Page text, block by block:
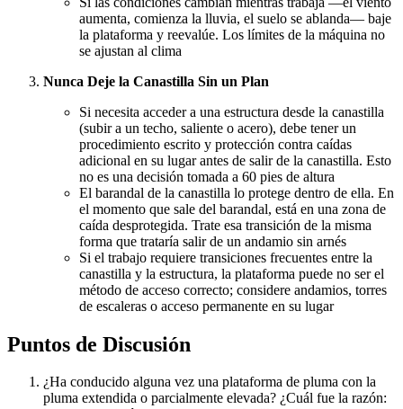
aumenta, comienza la lluvia, el suelo se ablanda— baje
la plataforma y reevalúe. Los límites de la máquina no
se ajustan al clima
Nunca Deje la Canastilla Sin un Plan
Si necesita acceder a una estructura desde la canastilla
(subir a un techo, saliente o acero), debe tener un
procedimiento escrito y protección contra caídas
adicional en su lugar antes de salir de la canastilla. Esto
no es una decisión tomada a 60 pies de altura
El barandal de la canastilla lo protege dentro de ella. En
el momento que sale del barandal, está en una zona de
caída desprotegida. Trate esa transición de la misma
forma que trataría salir de un andamio sin arnés
Si el trabajo requiere transiciones frecuentes entre la
canastilla y la estructura, la plataforma puede no ser el
método de acceso correcto; considere andamios, torres
de escaleras o acceso permanente en su lugar
Puntos de Discusión
¿Ha conducido alguna vez una plataforma de pluma con la
pluma extendida o parcialmente elevada? ¿Cuál fue la razón: